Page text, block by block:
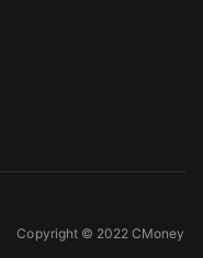
司Copyright © 2022 CMoney